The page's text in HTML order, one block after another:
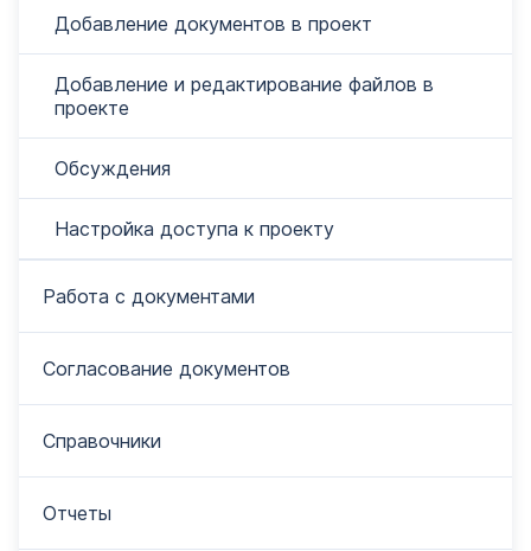
Добавление документов в проект
Добавление и редактирование файлов в
проекте
Обсуждения
Настройка доступа к проекту
Работа с документами
Согласование документов
Справочники
Отчеты